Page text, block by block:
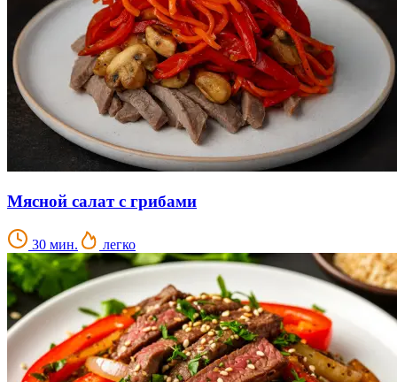
Мясной салат с грибами
30 мин. легко